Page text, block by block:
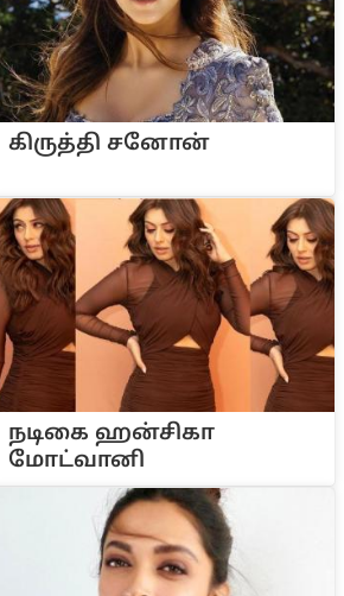
கிருத்தி சனோன்
நடிகை ஹன்சிகா
மோட்வானி